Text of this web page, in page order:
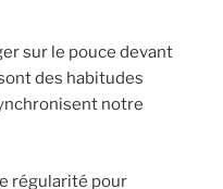
sur le pouce devant
des habitudes
notre
régularité pour